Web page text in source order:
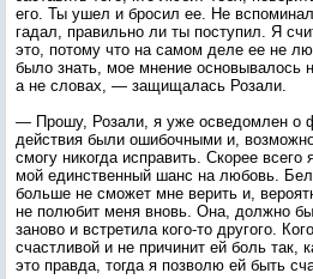
его. Ты ушел и бросил ее. Не
гадал, правильно ли ты поступил. Я
это, потому что на самом деле ее не
было знать, мое мнение основывалось
а не словах, — защищалась Розали.
— Прошу, Розали, я уже осведомлен о
действия были ошибочными и,
смогу никогда исправить. Скорее всего
мой единственный шанс на любовь.
больше не сможет мне верить и,
не полюбит меня вновь. Она, должно
заново и встретила кого-то другого.
счастливой и не причинит ей боль так,
это правда, тогда я позволю ей быть